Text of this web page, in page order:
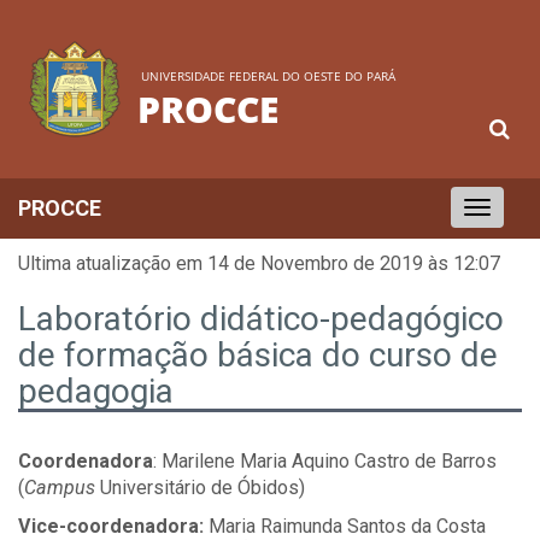
UNIVERSIDADE FEDERAL DO OESTE DO PARÁ
PROCCE
Toggle
navigation
PROCCE
Ultima atualização em 14 de Novembro de 2019 às 12:07
Laboratório didático-pedagógico
de formação básica do curso de
pedagogia
Coordenadora: Marilene Maria Aquino Castro de Barros
(Campus Universitário de Óbidos)
Vice-coordenadora: Maria Raimunda Santos da Costa